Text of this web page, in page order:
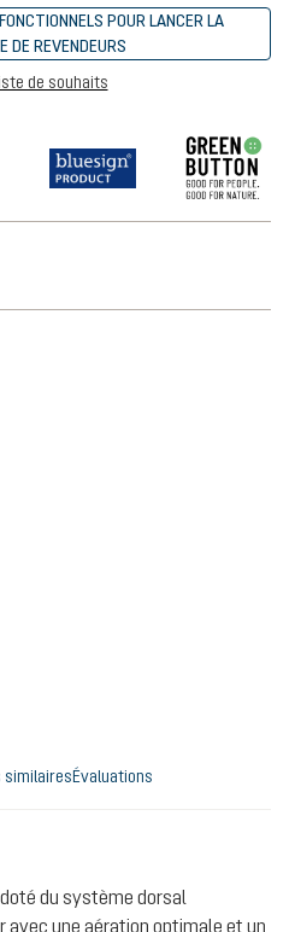
POUR LANCER LA
DE REVENDEURS
de souhaits
similairesÉvaluations
du système dorsal
une aération optimale et un